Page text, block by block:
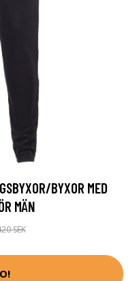
BYXOR MED
MÄN
SEK